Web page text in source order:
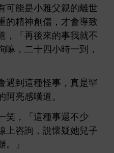
能 雅父親
世
精神創傷，才
導致
，「再 事
就
嘛，
到，
遇到 種怪事，真
罕
阿亮 嘆
。
笑，「
種事還
咨詢， 懷疑
兒子
。」